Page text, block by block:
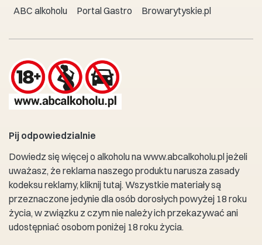
ABC alkoholu Portal Gastro Browarytyskie.pl
Pij odpowiedzialnie
Dowiedz się więcej o alkoholu nawww.abcalkoholu.pljeżeli
uważasz, że reklama naszego produktu narusza zasady
kodeksu reklamy, kliknij tutaj. Wszystkie materiały są
przeznaczone jedynie dla osób dorosłych powyżej 18 roku
życia, w związku z czym nie należy ich przekazywać ani
udostępniać osobom poniżej 18 roku życia.